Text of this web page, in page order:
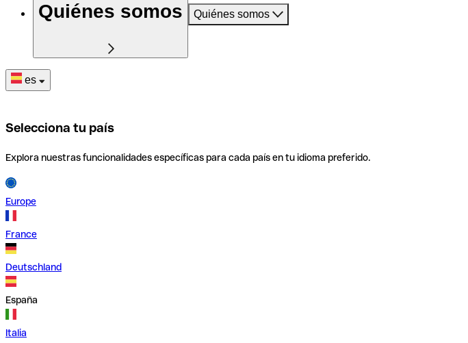
Quiénes somos Quiénes somos
es
Selecciona tu país
Explora nuestras funcionalidades específicas para cada país en tu idioma preferido.
Europe
France
Deutschland
España
Italia